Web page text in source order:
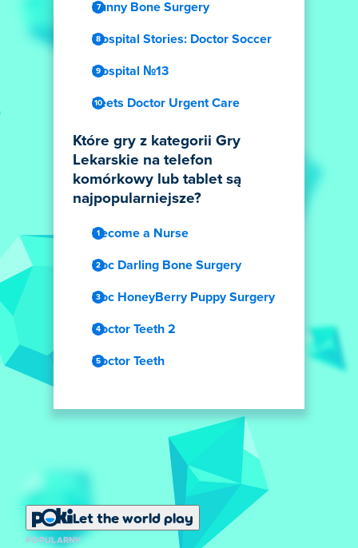
Funny Bone Surgery
Hospital Stories: Doctor Soccer
Hospital №13
Feets Doctor Urgent Care
Które gry z kategorii Gry
Lekarskie na telefon
komórkowy lub tablet są
najpopularniejsze?
Become a Nurse
Doc Darling Bone Surgery
Doc HoneyBerry Puppy Surgery
Doctor Teeth 2
Doctor Teeth
Let the world play
POPULARNY